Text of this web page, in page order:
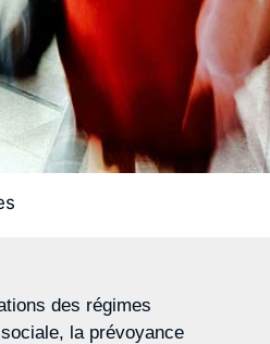
des régimes
la prévoyance